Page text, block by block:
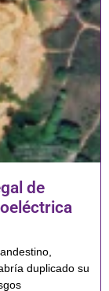
de
duplicado su